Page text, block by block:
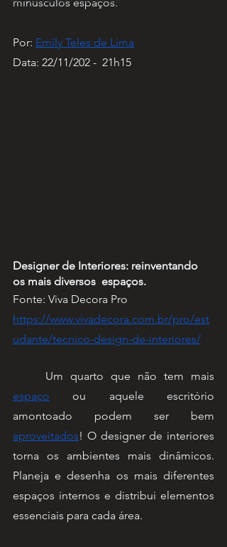
Por: Emily Teles de Lima
Data: 22/11/202 -  21h15
Designer de Interiores: reinventando
os mais diversos  espaços.
Fonte: Viva Decora Pro
https://www.vivadecora.com.br/pro/est
udante/tecnico-design-de-interiores/
espaço ou aquele escritório
aproveitados! O designer de interiores
torna os ambientes mais dinâmicos.
Planeja e desenha os mais diferentes
espaços internos e distribui elementos
essenciais para cada área.